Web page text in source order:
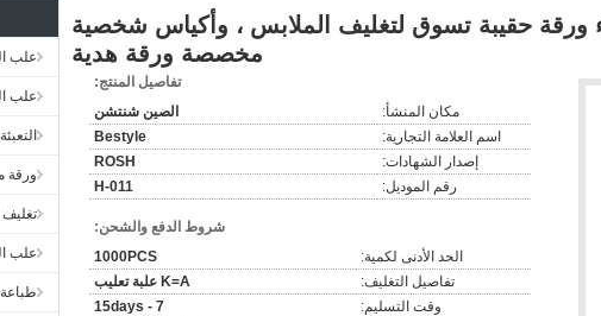
علب
علب
ورقة
علب
ورقة حقيبة تسوق لتغليف الملابس ، وأكياس شخصية
مخصصة ورقة هدية
تفاصيل المنتج:
مكان المنشأ:
الصين شنتشن
اسم العلامة التجارية:
Bestyle
إصدار الشهادات:
ROSH
رقم الموديل:
H-011
شروط الدفع والشحن:
الحد الأدنى لكمية:
1000PCS
تفاصيل التغليف:
K=A علبة تعليب
وقت التسليم:
7 - 15days